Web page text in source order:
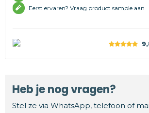
Eerst ervaren? Vraag product sample aan
Heb je nog vragen?
Stel ze via WhatsApp, telefoon of